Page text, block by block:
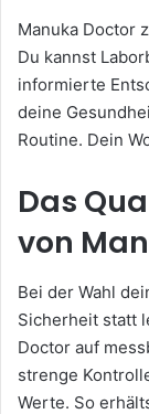
Manuka Doctor
Du kannst
informierte
deine
Routine. Dein
Das
von
Bei der Wahl
Sicherheit statt
Doctor auf
strenge
Werte. So